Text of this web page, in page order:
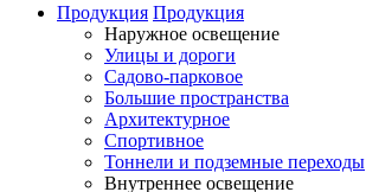
Продукция Продукция
Наружное освещение
Улицы и дороги
Садово-парковое
Большие пространства
Архитектурное
Спортивное
Тоннели и подземные переходы
Внутреннее освещение